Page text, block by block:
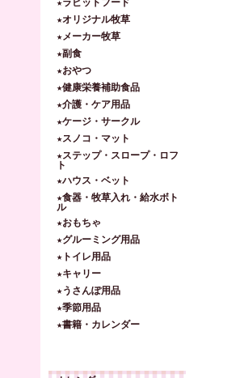
★ラビットフード
★オリジナル牧草
★メーカー牧草
★副食
★おやつ
★健康栄養補助食品
★介護・ケア用品
★ケージ・サークル
★スノコ・マット
★ステップ・スロープ・ロフ
ト
★ハウス・ベット
★食器・牧草入れ・給水ボト
ル
★おもちゃ
★グルーミング用品
★トイレ用品
★キャリー
★うさんぽ用品
★季節用品
★書籍・カレンダー